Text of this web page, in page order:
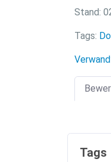
Stand:
Tags:
Tags